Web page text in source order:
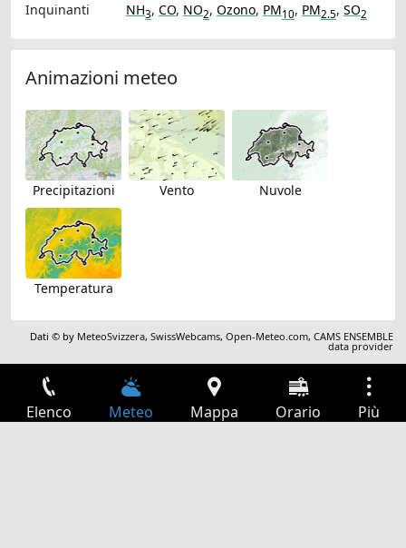
Inquinanti
NH3, CO, NO2, Ozono, PM10, PM2.5, SO2
Animazioni meteo
Precipitazioni Vento Nuvole
Temperatura
Dati © by MeteoSvizzera,SwissWebcams,Open-Meteo.com,CAMS ENSEMBLE
data provider
Elenco Meteo Mappa Orario Più